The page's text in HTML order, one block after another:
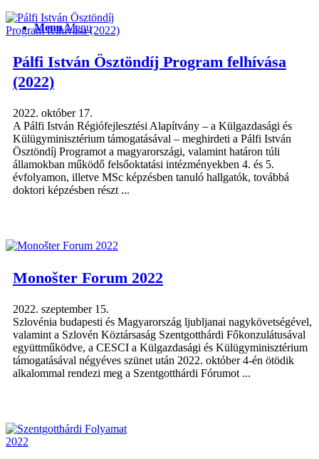
Menu Menu
Pálfi István Ösztöndíj Program felhívása
(2022)
2022. október 17.
A Pálfi István Régiófejlesztési Alapítvány – a Külgazdasági és
Külügyminisztérium támogatásával – meghirdeti a Pálfi István
Ösztöndíj Programot a magyarországi, valamint határon túli
államokban működő felsőoktatási intézményekben 4. és 5.
évfolyamon, illetve MSc képzésben tanuló hallgatók, továbbá
doktori képzésben részt ...
Monošter Forum 2022
2022. szeptember 15.
Szlovénia budapesti és Magyarország ljubljanai nagykövetségével,
valamint a Szlovén Köztársaság Szentgotthárdi Főkonzulátusával
együttműködve, a CESCI a Külgazdasági és Külügyminisztérium
támogatásával négyéves szünet után 2022. október 4-én ötödik
alkalommal rendezi meg a Szentgotthárdi Fórumot ...